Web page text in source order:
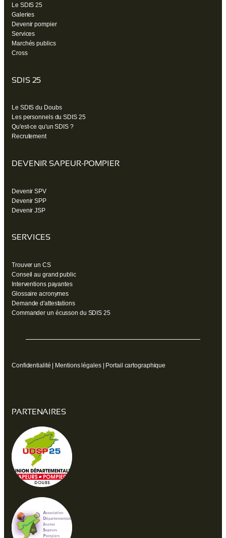
Le SDIS 25
Galeries
Devenir pompier
Services
Marchés publics
Cross
SDIS 25
Le SDIS du Doubs
Les personnels du SDIS 25
Qu'est-ce qu'un SDIS ?
Recrutement
DEVENIR SAPEUR-POMPIER
Devenir SPV
Devenir SPP
Devenir JSP
SERVICES
Trouver un CS
Conseil au grand public
Interventions payantes
Glossaire acronymes
Demande d'attestations
Commander un écusson du SDIS 25
Confidentialité | Mentions légales| Portail cartographique
PARTENAIRES